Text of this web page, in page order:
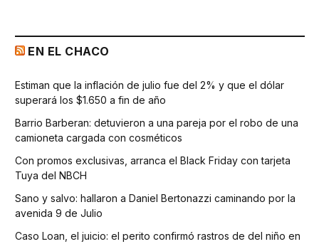
EN EL CHACO
Estiman que la inflación de julio fue del 2% y que el dólar
superará los $1.650 a fin de año
Barrio Barberan: detuvieron a una pareja por el robo de una
camioneta cargada con cosméticos
Con promos exclusivas, arranca el Black Friday con tarjeta
Tuya del NBCH
Sano y salvo: hallaron a Daniel Bertonazzi caminando por la
avenida 9 de Julio
Caso Loan, el juicio: el perito confirmó rastros de del niño en